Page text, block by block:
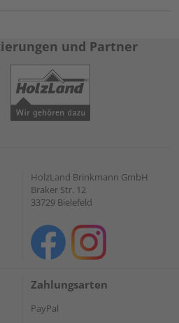
und Partner
HolzLand Brinkmann GmbH
Braker Str. 12
33729 Bielefeld
Zahlungsarten
PayPal